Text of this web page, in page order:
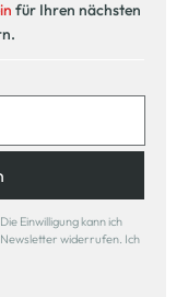
für Ihren nächsten
Einwilligung kann ich
Newsletter widerrufen. Ich